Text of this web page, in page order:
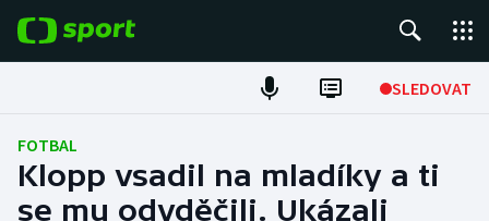
SLEDOVAT
Fotbal
Hokej
FOTBAL
Klopp vsadil na mladíky a ti
se mu odvděčili. Ukázali